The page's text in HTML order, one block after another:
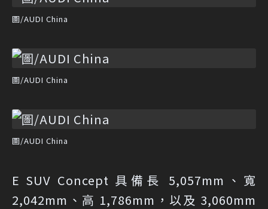
圖/AUDI China
圖/AUDI China
圖/AUDI China
E SUV Concept 具備長 5,057mm、寬
2,042mm、高 1,786mm，以及 3,060mm